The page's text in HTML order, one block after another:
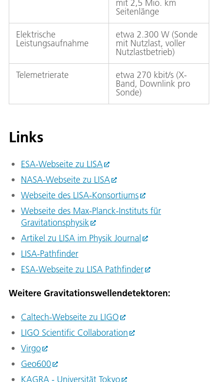
mit 2,5 Mio. km
Seitenlänge
Elektrische
Leistungsaufnahme
etwa 2.300 W (Sonde
mit Nutzlast, voller
Nutzlastbetrieb)
Telemetrierate etwa 270 kbit/s (X-
Band, Downlink pro
Sonde)
Links
ESA-Webseite zu LISA
NASA-Webseite zu LISA
Webseite des LISA-Konsortiums
Webseite des Max-Planck-Instituts für
Gravitationsphysik
Artikel zu LISA im Physik Journal
LISA-Pathfinder
ESA-Webseite zu LISA Pathfinder
Weitere Gravitationswellendetektoren:
Caltech-Webseite zu LIGO
LIGO Scientific Collaboration
Virgo
Geo600
KAGRA - Universität Tokyo